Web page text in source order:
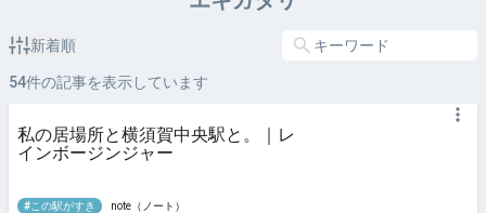
新着順
54件の記事を表示しています
私の居場所と横須賀中央駅と。｜レ
インボージンジャー
#この駅がすき note（ノート）